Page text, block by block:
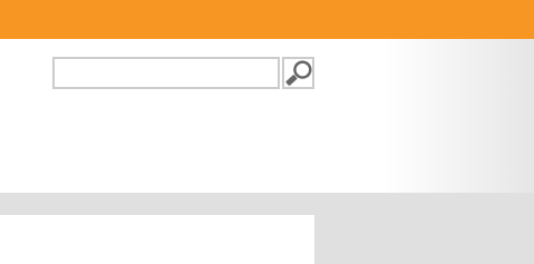
FORMULAIRE DE